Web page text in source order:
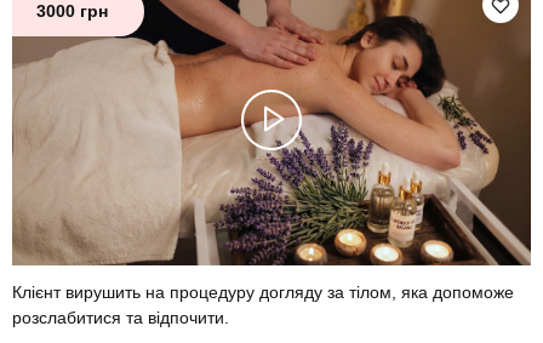
3000 грн
Клієнт вирушить на процедуру догляду за тілом, яка допоможе
розслабитися та відпочити.